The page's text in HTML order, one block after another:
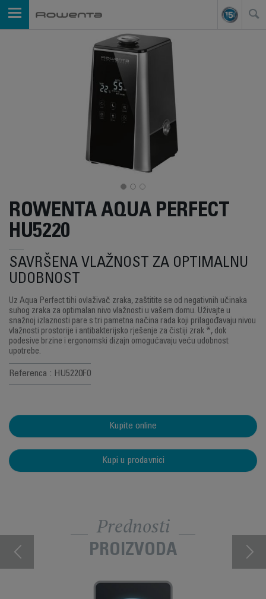
ROWENTA AQUA PERFECT
HU5220
SAVRŠENA VLAŽNOST ZA OPTIMALNU
UDOBNOST
Uz Aqua Perfect tihi ovlaživač zraka, zaštitite se od negativnih učinaka
suhog zraka za optimalan nivo vlažnosti u vašem domu. Uživajte u
snažnoj izlaznosti pare s tri pametna načina rada koji prilagođavaju nivou
vlažnosti prostorije i antibakterijsko rješenje za čistiji zrak *, dok
podesive brzine i ergonomski dizajn omogućavaju veću udobnost
upotrebe.
Referenca : HU5220F0
Kupite online
Kupi u prodavnici
Prednosti
PROIZVODA